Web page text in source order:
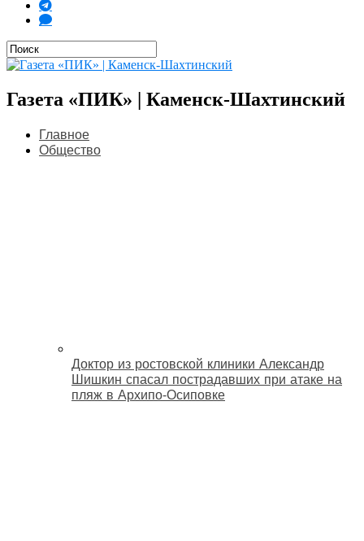
Газета «ПИК» | Каменск-Шахтинский
Главное
Общество
Доктор из ростовской клиники Александр
Шишкин спасал пострадавших при атаке на
пляж в Архипо‑Осиповке